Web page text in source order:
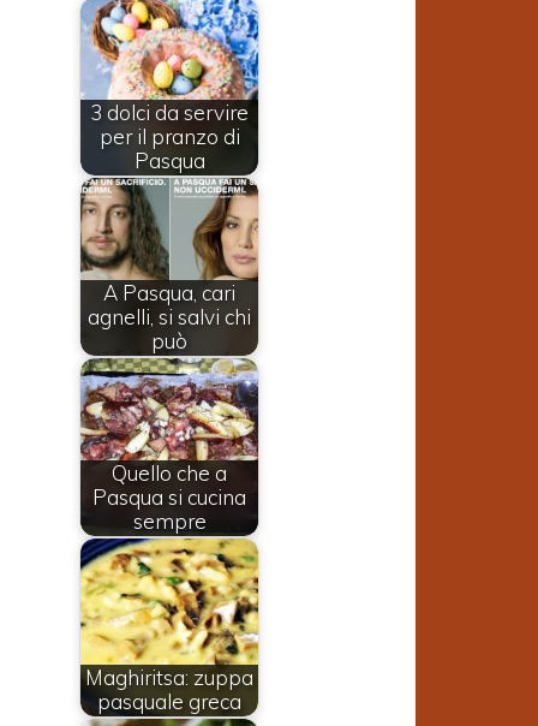
3 dolci da servire
per il pranzo di
Pasqua
A Pasqua, cari
agnelli, si salvi chi
può
Quello che a
Pasqua si cucina
sempre
Maghiritsa: zuppa
pasquale greca